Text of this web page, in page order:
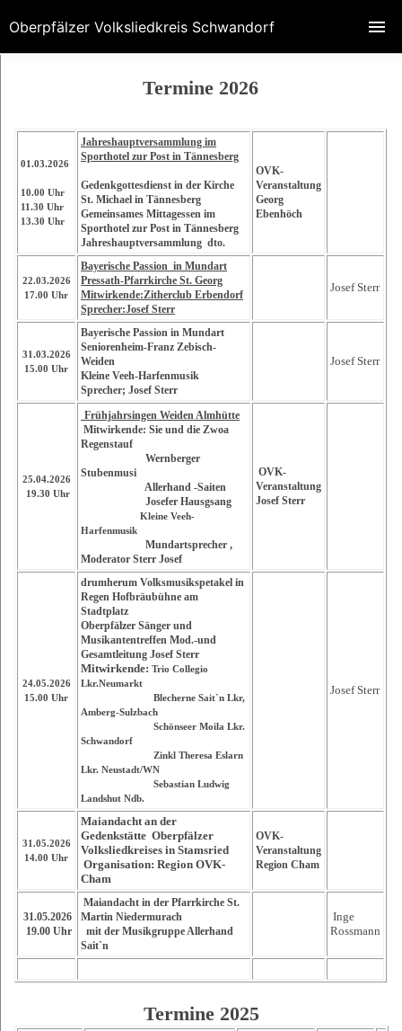
Termine 2026
01.03.2026
10.00 Uhr
11.30 Uhr
13.30 Uhr
Jahreshauptversammlung im
Sporthotel zur Post in Tännesberg
Gedenkgottesdienst in der Kirche
St. Michael in Tännesberg
Gemeinsames Mittagessen im
Sporthotel zur Post in Tännesberg
Jahreshauptversammlung dto.
OVK-
Veranstaltung
Georg
Ebenhöch
22.03.2026
17.00 Uhr
Bayerische Passion in Mundart
Pressath-Pfarrkirche St. Georg
Mitwirkende:Zitherclub Erbendorf
Sprecher:Josef Sterr
Josef Sterr
31.03.2026
15.00 Uhr
Bayerische Passion in Mundart
Seniorenheim-Franz Zebisch-
Weiden
Kleine Veeh-Harfenmusik
Sprecher; Josef Sterr
Josef Sterr
25.04.2026
19.30 Uhr
Frühjahrsingen Weiden Almhütte
Mitwirkende: Sie und die Zwoa
Regenstauf
Wernberger
Stubenmusi
Allerhand -Saiten
Josefer Hausgsang
Kleine Veeh-
Harfenmusik
Mundartsprecher ,
Moderator Sterr Josef
OVK-
Veranstaltung
Josef Sterr
24.05.2026
15.00 Uhr
drumherum Volksmusikspetakel in
Regen Hofbräubühne am
Stadtplatz
Oberpfälzer Sänger und
Musikantentreffen Mod.-und
Gesamtleitung Josef Sterr
Mitwirkende: Trio Collegio
Lkr.Neumarkt
Blecherne Sait`n Lkr,
Amberg-Sulzbach
Schönseer Moila Lkr.
Schwandorf
Zinkl Theresa Eslarn
Lkr. Neustadt/WN
Sebastian Ludwig
Landshut Ndb.
Josef Sterr
31.05.2026
14.00 Uhr
Maiandacht an der
Gedenkstätte Oberpfälzer
Volksliedkreises in Stamsried
Organisation: Region OVK-
Cham
OVK-
Veranstaltung
Region Cham
31.05.2026
19.00 Uhr
Maiandacht in der Pfarrkirche St.
Martin Niedermurach
mit der Musikgruppe Allerhand
Sait`n
Inge
Rossmann
Termine 2025
Oberpfälzer Volksliedkreis Schwandorf